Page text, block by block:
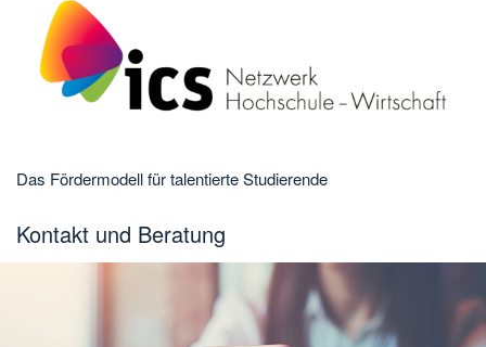
Das Fördermodell für talentierte Studierende
Kontakt und Beratung